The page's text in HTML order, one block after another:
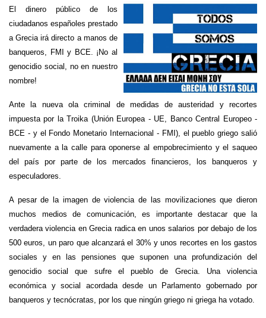
El dinero público de los
ciudadanos españoles prestado
a Grecia irá directo a manos de
banqueros, FMI y BCE. ¡No al
genocidio social, no en nuestro
nombre!
Ante la nueva ola criminal de medidas de austeridad y recortes
impuesta por la Troika (Unión Europea - UE, Banco Central Europeo -
BCE - y el Fondo Monetario Internacional - FMI), el pueblo griego salió
nuevamente a la calle para oponerse al empobrecimiento y el saqueo
del país por parte de los mercados financieros, los banqueros y
especuladores.
A pesar de la imagen de violencia de las movilizaciones que dieron
muchos medios de comunicación, es importante destacar que la
verdadera violencia en Grecia radica en unos salarios por debajo de los
500 euros, un paro que alcanzará el 30% y unos recortes en los gastos
sociales y en las pensiones que suponen una profundización del
genocidio social que sufre el pueblo de Grecia. Una violencia
económica y social acordada desde un Parlamento gobernado por
banqueros y tecnócratas, por los que ningún griego ni griega ha votado.